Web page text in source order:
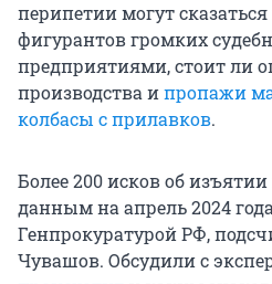
перипетии могут
фигурантов громких
предприятиями, стоит ли
производства ипропажи
колбасы с прилавков.
Более 200 исков об
данным на апрель 2024
Генпрокуратурой РФ,
Чувашов. Обсудили с